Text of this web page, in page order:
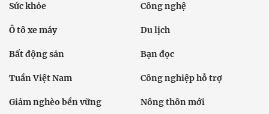
Sức khỏe Công nghệ
Ô tô xe máy Du lịch
Bất động sản Bạn đọc
Tuần Việt Nam Công nghiệp hỗ trợ
Giảm nghèo bền vững Nông thôn mới